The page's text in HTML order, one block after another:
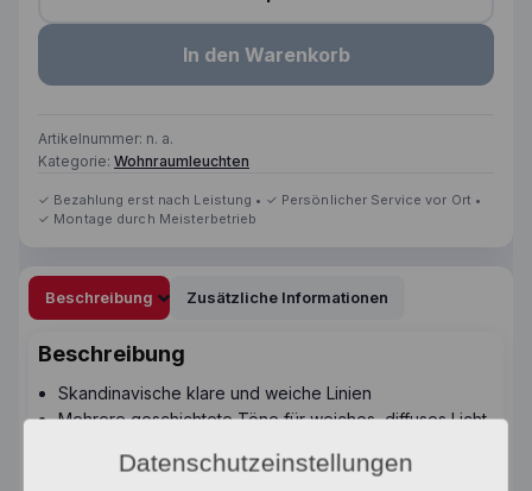
Nordlux Bretagne 38 Pendelleuchte Menge
In den Warenkorb
Artikelnummer: n. a.
Kategorie: Wohnraumleuchten
Beschreibung Zusätzliche Informationen
Beschreibung
Skandinavische klare und weiche Linien
Mehrere geschichtete Töne für weiches, diffuses Licht
Schöner Kupfereffekt
Datenschutzeinstellungen